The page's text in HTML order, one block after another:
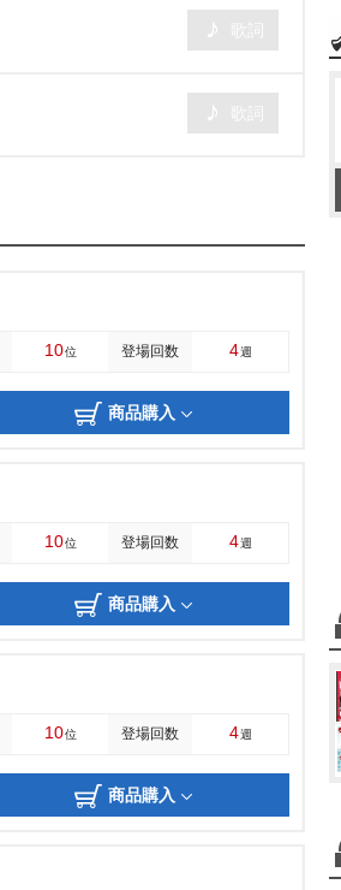
10位 登場回数 4週
商品購入
10位 登場回数 4週
商品購入
10位 登場回数 4週
商品購入